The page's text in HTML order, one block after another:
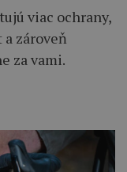
viac ochrany,
zároveň
za vami.